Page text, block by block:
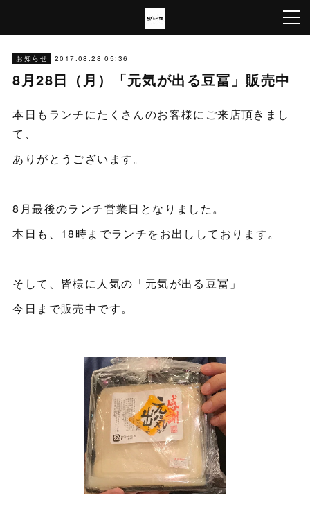
お知らせ 2017.08.28 05:36
8月28日（月）「元気が出る豆冨」販売中
本日もランチにたくさんのお客様にご来店頂きまし
て、
ありがとうございます。
8月最後のランチ営業日となりました。
本日も、18時までランチをお出ししております。
そして、皆様に人気の「元気が出る豆冨」
今日まで販売中です。